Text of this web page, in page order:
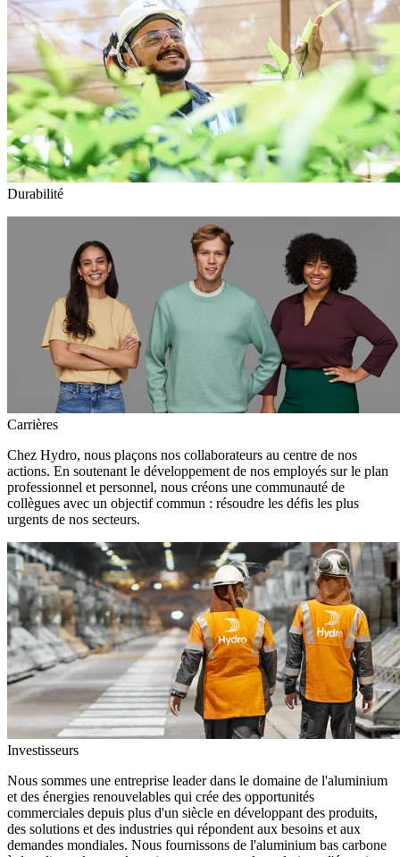
Durabilité
Carrières
Chez Hydro, nous plaçons nos collaborateurs au centre de nos
actions. En soutenant le développement de nos employés sur le plan
professionnel et personnel, nous créons une communauté de
collègues avec un objectif commun : résoudre les défis les plus
urgents de nos secteurs.
Investisseurs
Nous sommes une entreprise leader dans le domaine de l'aluminium
et des énergies renouvelables qui crée des opportunités
commerciales depuis plus d'un siècle en développant des produits,
des solutions et des industries qui répondent aux besoins et aux
demandes mondiales. Nous fournissons de l'aluminium bas carbone